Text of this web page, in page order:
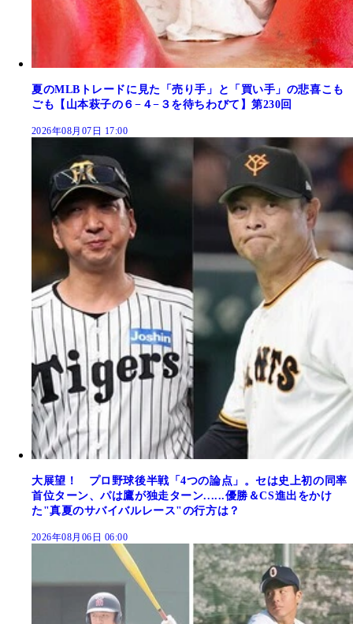
夏のMLBトレードに見た「売り手」と「買い手」の悲喜こも
ごも【山本萩子の６−４−３を待ちわびて】第230回
2026年08月07日 17:00
大展望！ プロ野球後半戦「4つの論点」。セは史上初の同率
首位ターン、パは鷹が独走ターン......優勝＆CS進出をかけ
た"真夏のサバイバルレース"の行方は？
2026年08月06日 06:00